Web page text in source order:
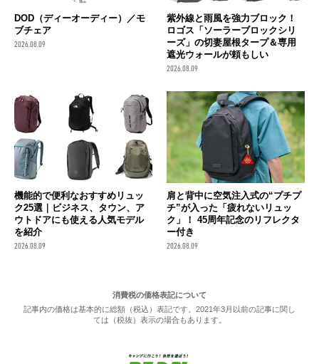
DOD（ディーオーディー）／モ
ブチェア
2026.08.09
紫外線と雨風を強力ブロック！
ロゴス「ソーラーブロックシリ
ーズ」の切妻屋根タープ＆専用
遮光ウォールが頼もしい
2026.08.09
機能的で便利なおすすめリュッ
ク25選｜ビジネス、タウン、ア
ウトドアにも使える人気モデル
を紹介
2026.08.09
肩と背中に空気注入式の“プチプ
チ”が入った「疲れないリュッ
ク」！ 45周年記念のリフレクタ
ー付き
2026.08.09
消費税の価格表記について
記事内の価格は基本的に総額（税込）表記です。2021年3月以前の記事に関し
ては（税抜）表示の場合もあります。